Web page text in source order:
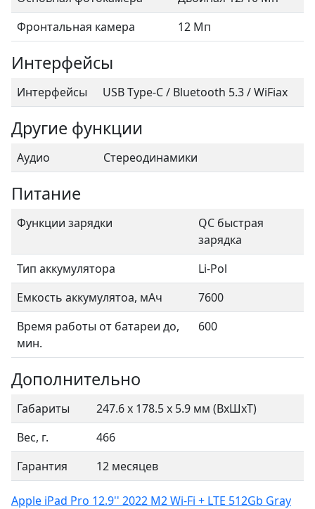
Фронтальная камера
12 Мп
Интерфейсы
Интерфейсы USB Type-C / Bluetooth 5.3 / WiFiax
Другие функции
Аудио Стереодинамики
Питание
Функции зарядки
QC быстрая
зарядка
Тип аккумулятора
Li-Pol
Емкость аккумулятоа, мАч
7600
Время работы от батареи до,
мин.
600
Дополнительно
Габариты
247.6 x 178.5 x 5.9 мм (ВхШхТ)
Вес, г.
466
Гарантия
12 месяцев
Apple iPad Pro 12.9'' 2022 M2 Wi-Fi + LTE 512Gb Gray